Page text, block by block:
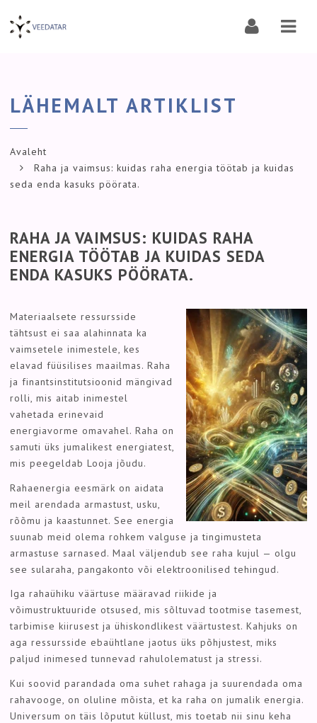
LÄHEMALT ARTIKLIST
Avaleht
Raha ja vaimsus: kuidas raha energia töötab ja kuidas
seda enda kasuks pöörata.
RAHA JA VAIMSUS: KUIDAS RAHA
ENERGIA TÖÖTAB JA KUIDAS SEDA
ENDA KASUKS PÖÖRATA.
Materiaalsete ressursside
tähtsust ei saa alahinnata ka
vaimsetele inimestele, kes
elavad füüsilises maailmas. Raha
ja finantsinstitutsioonid mängivad
rolli, mis aitab inimestel
vahetada erinevaid
energiavorme omavahel. Raha on
samuti üks jumalikest energiatest,
mis peegeldab Looja jõudu.
Rahaenergia eesmärk on aidata
meil arendada armastust, usku,
rõõmu ja kaastunnet. See energia
suunab meid olema rohkem valguse ja tingimusteta
armastuse sarnased. Maal väljendub see raha kujul — olgu
see sularaha, pangakonto või elektroonilised tehingud.
Iga rahaühiku väärtuse määravad riikide ja
võimustruktuuride otsused, mis sõltuvad tootmise tasemest,
tarbimise kiirusest ja ühiskondlikest väärtustest. Kahjuks on
aga ressursside ebaühtlane jaotus üks põhjustest, miks
paljud inimesed tunnevad rahulolematust ja stressi.
Kui soovid parandada oma suhet rahaga ja suurendada oma
rahavooge, on oluline mõista, et ka raha on jumalik energia.
Universum on täis lõputut küllust, mis toetab nii sinu keha